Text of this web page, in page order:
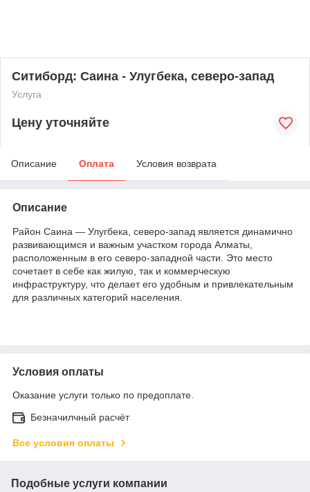
Ситиборд: Саина - Улугбека, северо-запад
Услуга
Цену уточняйте
Описание Оплата Условия возврата
Описание
Район Саина — Улугбека, северо-запад является динамично
развивающимся и важным участком города Алматы,
расположенным в его северо-западной части. Это место
сочетает в себе как жилую, так и коммерческую
инфраструктуру, что делает его удобным и привлекательным
для различных категорий населения.
Условия оплаты
Оказание услуги только по предоплате.
Безначилчный расчёт
Все условия оплаты
Подобные услуги компании